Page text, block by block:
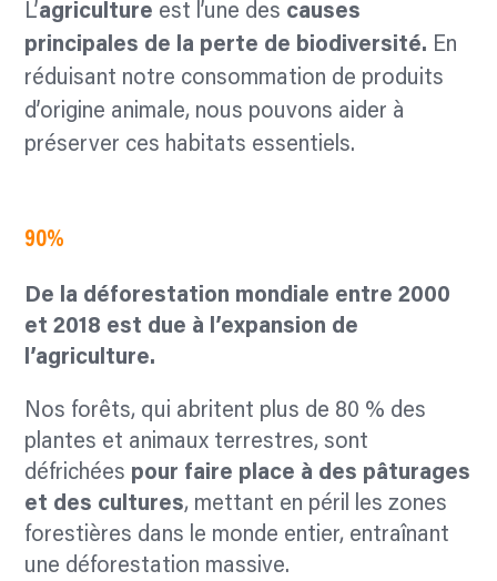
L’agriculture est l’une des causes
principales de la perte de biodiversité. En
réduisant notre consommation de produits
d’origine animale, nous pouvons aider à
préserver ces habitats essentiels.
90%
De la déforestation mondiale entre 2000
et 2018 est due à l’expansion de
l’agriculture.
Nos forêts, qui abritent plus de 80 % des
plantes et animaux terrestres, sont
défrichées pour faire place à des pâturages
et des cultures, mettant en péril les zones
forestières dans le monde entier, entraînant
une déforestation massive.